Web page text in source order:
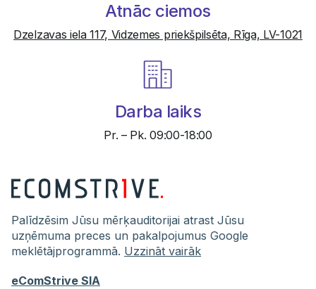
Atnāc ciemos
Dzelzavas iela 117, Vidzemes priekšpilsēta, Rīga, LV-1021
Darba laiks
Pr. – Pk. 09:00-18:00
Palīdzēsim Jūsu mērķauditorijai atrast Jūsu
uzņēmuma preces un pakalpojumus Google
meklētājprogrammā. Uzzināt vairāk
eComStrive SIA